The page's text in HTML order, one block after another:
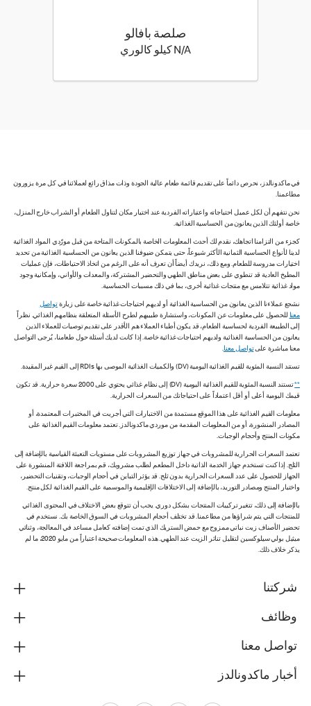
صلصة بافالو
N/A كيلو كالوري N/A كيلو سعرة حرارية
في ماكدونالدز، نحرص دائماً على تقديم قائمة طعام عالية الجودة وذات مذاق رائع لعملائنا في كل مرة يزورون
مطاعمنا.
نحن نتفهم أن لكل عميل احتياجاته واعتباراته الفردية عند اختيار مكان لتناول الطعام أو الشراب خارج المنزل،
خاصة أولئك الذين يعانون من الحساسية الغذائية.
كجزء من التزامنا اتجاهك، نقدم لك أحدث المعلومات الخاصة بالمكونات المتاحة من قبل مورّدي المواد الغذائية
لدينا لأنواع الحساسية الثمانية الأكثر شيوعاً، حتى يتمكن ضيوفنا الذين يعانون من الحساسية الغذائية من تحديد
اختيارات مدروسة للطعام. ومع ذلك، نريدك أيضاً أن تعرف أنه على الرغم من اتخاذ الاحتياطات، فإن عمليات
المطبخ العادية قد تنطوي على بعض مناطق الطهي والتحضير المشتركة، والمعدات والأواني، وإمكانية وجود
مواد غذائية تتلامس مع منتجات غذائية أخرى، بما في ذلك مسببات الحساسية.
نشجع عملاءنا الذين يعانون من الحساسية الغذائية أو لديهم احتياجات غذائية خاصة على زيارةتواصل
معنا للحصول على معلومات عن المكونات، واستشارة طبيبهم لطرح الأسئلة المتعلقة بنظامهم الغذائي. نظراً
إلى الطبيعة الفردية لحساسية الطعام، قد يكون أطباء العملاء هم الأقدر على تقديم توصيات للعملاء الذين
يعانون من الحساسية الغذائية ولديهم احتياجات غذائية خاصة. إذا كانت لديك أسئلة حول طعامنا، يُرجى التواصل
معنا مباشرة علىتواصل معنا.
تستند النسبة المئوية للقيم الغذائية اليومية (DV) والكميات الغذائية الموصى بها RDIs إلى القيم غير المقيدة.
**
تستند النسبة المئوية للقيم الغذائية اليومية (DV) إلى نظام غذائي يحتوي على 2000 سعرة حرارية. قد تكون
قيمك اليومية أعلى أو أقل اعتماداً على احتياجاتك من السعرات الحرارية.
معلومات القيم الغذائية على هذا الموقع مستمدة من الاختبارات التي أجريت في المختبرات المعتمدة، أو
المصادر المنشورة، أو من المعلومات المقدمة من موردي ماكدونالدز. تعتمد معلومات القيم الغذائية على
مكونات المنتج وأحجام الوجبات.
تعتمد السعرات الحرارية للمشروبات في جهاز توزيع المشروبات على مستويات التعبئة القياسية بالإضافة إلى
الثلج. إذا كنت تستخدم جهاز الخدمة الذاتية داخل المطعم لطلب مشروبك، قم بمراجعة اللافتة المنشورة على
الجهاز للحصول على عدد السعرات الحرارية بدون ثلج. قد يؤثر التباين في أحجام الوجبات، وتقنيات التحضير،
واختبار المنتج ومصادر التوريد، بالإضافة إلى الاختلافات الإقليمية والموسمية على القيم الغذائية لكل منتج.
بالإضافة إلى ذلك، تتغير تركيبات المنتجات بشكل دوري. يجب أن تتوقع بعض الاختلاف في المحتوى الغذائي
للمنتجات التي يتم شراؤها من مطاعمنا. قد تختلف أحجام المشروبات في السوق الخاصة بك. نستخدم في
تحضير الأصناف زيت نباتي ممزوج مع حمض الستريك الذي تمت إضافته كعامل مساعد في المعالجة، وثنائي
ميثيل بولي سيلوكسين لتقليل تناثر الزيت عند الطهي. هذه المعلومات صحيحة اعتباراً من مايو 2020، ما لم
يذكر خلاف ذلك.
شركتنا
وظائف
تواصل معنا
أخبار ماكدونالدز